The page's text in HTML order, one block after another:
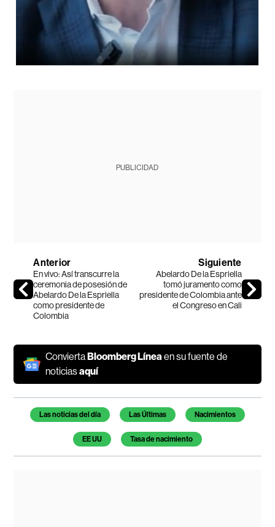
PUBLICIDAD
Anterior
En vivo: Así transcurre la
ceremonia de posesión de
Abelardo De la Espriella
como presidente de
Colombia
Siguiente
Abelardo De la Espriella
tomó juramento como
presidente de Colombia ante
el Congreso en Cali
ConviertaBloomberg Líneaen su fuente de
noticiasaquí
Temas de este artículo
Las noticias del día Las Últimas Nacimientos
EE UU Tasa de nacimiento